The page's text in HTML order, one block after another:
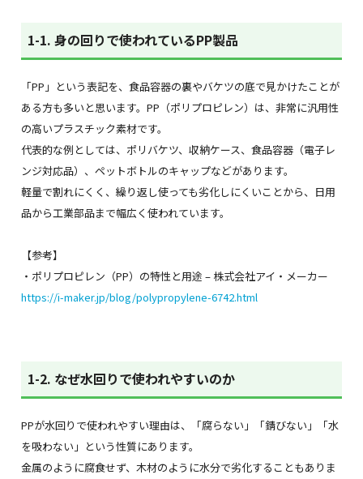
1-1. 身の回りで使われているPP製品
「PP」という表記を、食品容器の裏やバケツの底で見かけたことが
ある方も多いと思います。PP（ポリプロピレン）は、非常に汎用性
の高いプラスチック素材です。
代表的な例としては、ポリバケツ、収納ケース、食品容器（電子レ
ンジ対応品）、ペットボトルのキャップなどがあります。
軽量で割れにくく、繰り返し使っても劣化しにくいことから、日用
品から工業部品まで幅広く使われています。
【参考】
・ポリプロピレン（PP）の特性と用途 – 株式会社アイ・メーカー
https://i-maker.jp/blog/polypropylene-6742.html
1-2. なぜ水回りで使われやすいのか
PPが水回りで使われやすい理由は、「腐らない」「錆びない」「水
を吸わない」という性質にあります。
金属のように腐食せず、木材のように水分で劣化することもありま